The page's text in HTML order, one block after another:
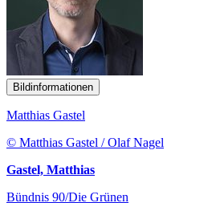
Bildinformationen
Matthias Gastel
© Matthias Gastel / Olaf Nagel
Gastel, Matthias
Bündnis 90/Die Grünen